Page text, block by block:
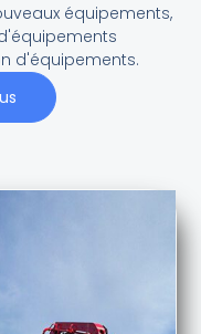
équipements,
d'équipements.